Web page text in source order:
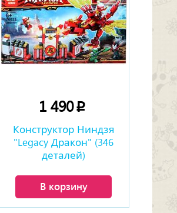
1 490p
Конструктор Ниндзя
"Legacy Дракон" (346
деталей)
В корзину